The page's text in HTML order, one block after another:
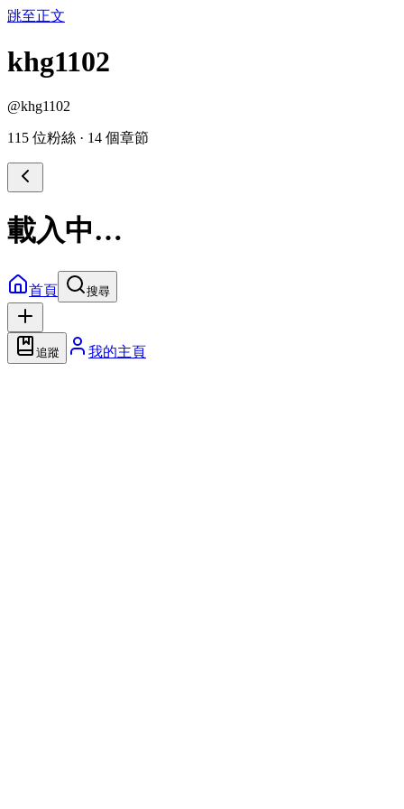
跳至正文
khg1102
@khg1102
115 位粉絲 · 14 個章節
載入中…
首頁 搜尋
追蹤 我的主頁